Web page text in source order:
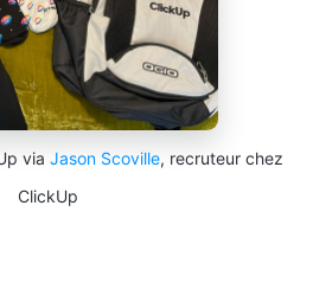
via Jason Scoville, recruteur chez
ClickUp